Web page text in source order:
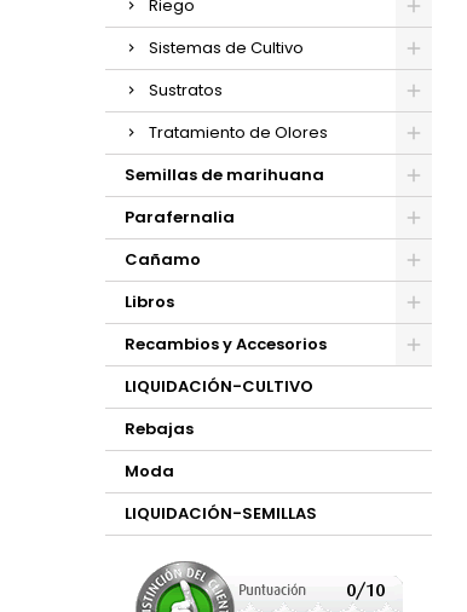
Riego
Sistemas de Cultivo
Sustratos
Tratamiento de Olores
Semillas de marihuana
Parafernalia
Cañamo
Libros
Recambios y Accesorios
LIQUIDACIÓN-CULTIVO
Rebajas
Moda
LIQUIDACIÓN-SEMILLAS